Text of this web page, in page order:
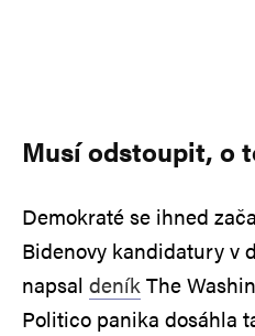
Musí odstoupit, o
Demokraté se ihned
Bidenovy kandidatury v
napsal deníkThe
Politico panika dosáhla